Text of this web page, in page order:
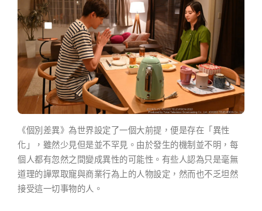
《個別差異》為世界設定了一個大前提，便是存在「異性
化」，雖然少見但是並不罕見。由於發生的機制並不明，每
個人都有忽然之間變成異性的可能性。有些人認為只是毫無
道理的譁眾取寵與商業行為上的人物設定，然而也不乏坦然
接受這一切事物的人。